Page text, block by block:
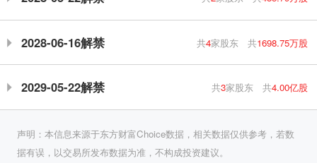
2028-06-16解禁 共1698.75万股
共4家股东
2029-05-22解禁 共4.00亿股
共3家股东
声明：本信息来源于东方财富Choice数据，相关数据仅供参考，若数
据有误，以交易所发布数据为准，不构成投资建议。